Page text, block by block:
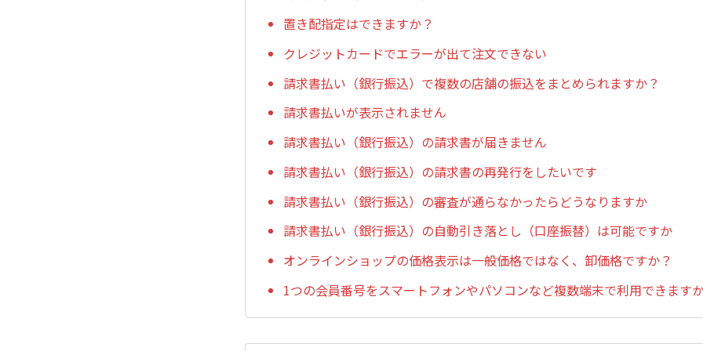
置き配指定はできますか？
クレジットカードでエラーが出て注文できない
請求書払い（銀行振込）で複数の店舗の振込をまとめられますか？
請求書払いが表示されません
請求書払い（銀行振込）の請求書が届きません
請求書払い（銀行振込）の請求書の再発行をしたいです
請求書払い（銀行振込）の審査が通らなかったらどうなりますか
請求書払い（銀行振込）の自動引き落とし（口座振替）は可能ですか
オンラインショップの価格表示は一般価格ではなく、卸価格ですか？
1つの会員番号をスマートフォンやパソコンなど複数端末で利用できます